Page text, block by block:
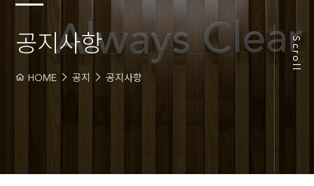
공지사항
HOME 공지 공지사항
Scroll